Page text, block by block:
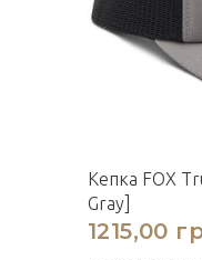
Кепка FOX
Gray]
1215,00